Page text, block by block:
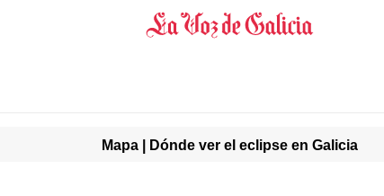
Mapa | Dónde ver el eclipse en Galicia